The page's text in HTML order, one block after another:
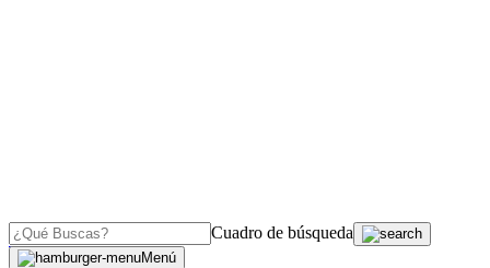
Cuadro de búsqueda
Menú
OJO